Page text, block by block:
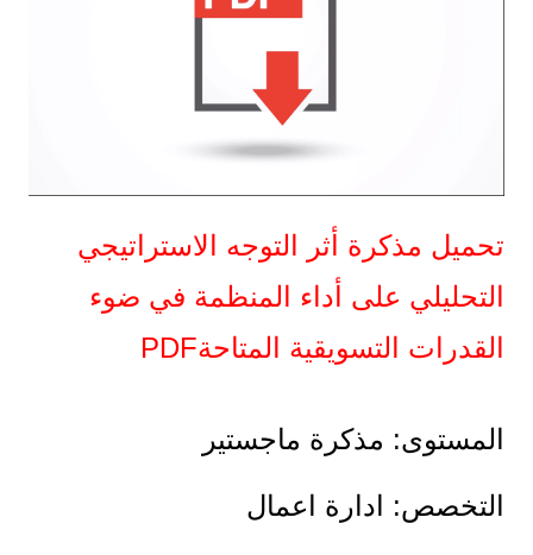
تحميل مذكرة أثر التوجه الاستراتيجي
التحليلي على أداء المنظمة في ضوء
القدرات التسويقية المتاحةPDF
المستوى: مذكرة ماجستير
التخصص: ادارة اعمال